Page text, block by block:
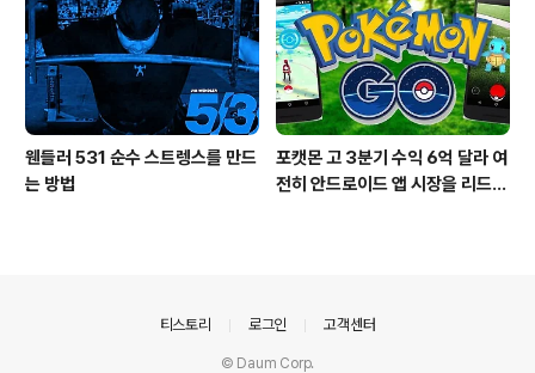
웬들러 531 순수 스트렝스를 만드
는 방법
포캣몬 고 3분기 수익 6억 달라 여
전히 안드로이드 앱 시장을 리드
티스토리 로그인 고객센터
© Daum Corp.